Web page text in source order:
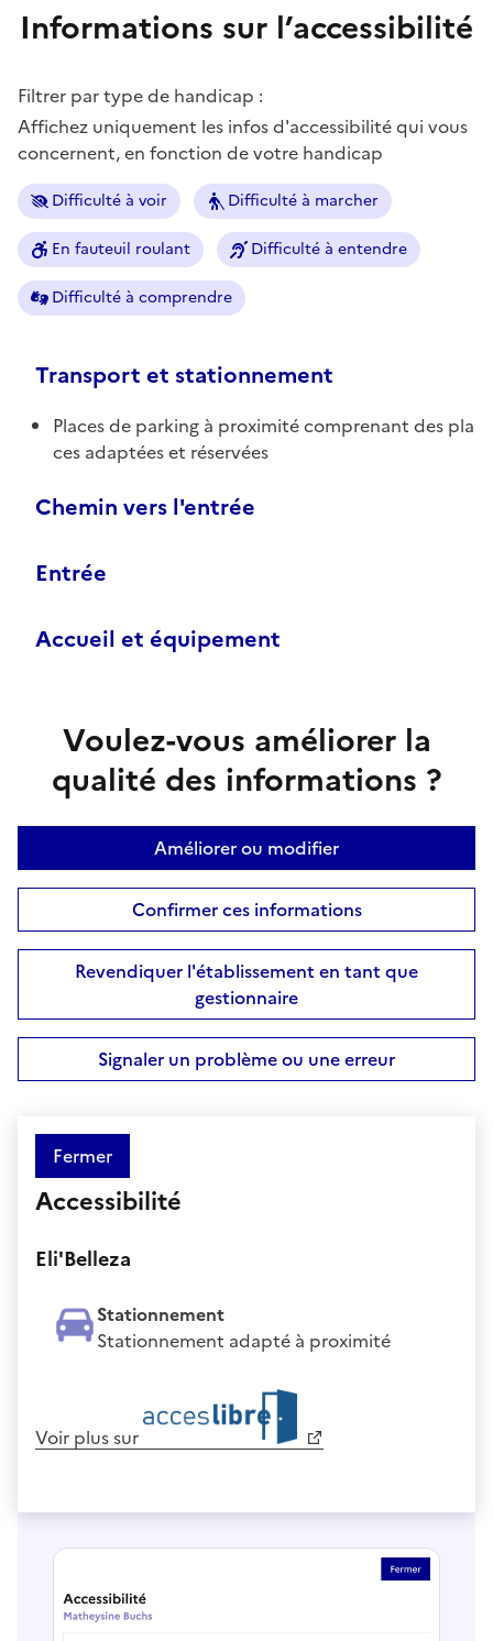
Informations sur l’accessibilité
Filtrer par type de handicap :
Affichez uniquement les infos d'accessibilité qui vous
concernent, en fonction de votre handicap
Difficulté à voir Difficulté à marcher
En fauteuil roulant Difficulté à entendre
Difficulté à comprendre
Transport et stationnement
Places de parking à proximité comprenant des pla
ces adaptées et réservées
Chemin vers l'entrée
Entrée
Accueil et équipement
Voulez-vous améliorer la
qualité des informations ?
Améliorer ou modifier
Confirmer ces informations
Revendiquer l'établissement en tant que
gestionnaire
Signaler un problème ou une erreur
Fermer
Accessibilité
Eli'Belleza
Stationnement
Stationnement adapté à proximité
Voir plus sur